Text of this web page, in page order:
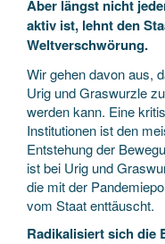
Aber längst nicht
aktiv ist, lehnt den
Weltverschwörung.
Wir gehen davon aus,
Urig und Graswurzle
werden kann. Eine
Institutionen ist den
Entstehung der
ist bei Urig und
die mit der
vom Staat enttäuscht.
Radikalisiert sich die